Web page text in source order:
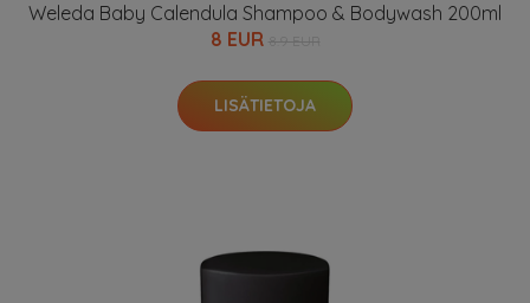
Weleda Baby Calendula Shampoo & Bodywash 200ml
8 EUR
LISÄTIETOJA